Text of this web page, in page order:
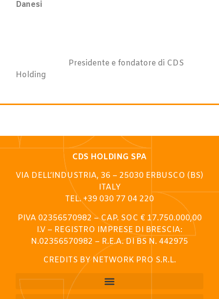
Danesi
Presidente e fondatore di CDS
Holding
CDS HOLDING SPA
VIA DELL’INDUSTRIA, 36 – 25030 ERBUSCO (BS)
ITALY
TEL. +39 030 77 04 220
PIVA 02356570982 – CAP. SOC € 17.750.000,00
I.V – REGISTRO IMPRESE DI BRESCIA:
N.02356570982 – R.E.A. DI BS N. 442975
CREDITS BY NETWORK PRO S.R.L.